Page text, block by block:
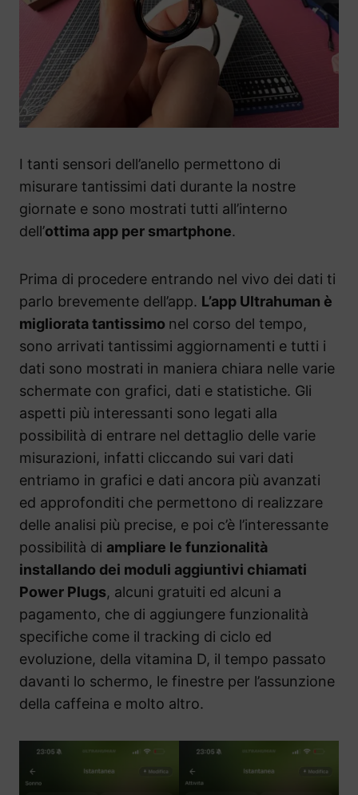
I tanti sensori dell’anello permettono di
misurare tantissimi dati durante la nostre
giornate e sono mostrati tutti all’interno
dell’ottima app per smartphone.
Prima di procedere entrando nel vivo dei dati ti
parlo brevemente dell’app. L’app Ultrahuman è
migliorata tantissimo nel corso del tempo,
sono arrivati tantissimi aggiornamenti e tutti i
dati sono mostrati in maniera chiara nelle varie
schermate con grafici, dati e statistiche. Gli
aspetti più interessanti sono legati alla
possibilità di entrare nel dettaglio delle varie
misurazioni, infatti cliccando sui vari dati
entriamo in grafici e dati ancora più avanzati
ed approfonditi che permettono di realizzare
delle analisi più precise, e poi c’è l’interessante
possibilità di ampliare le funzionalità
installando dei moduli aggiuntivi chiamati
Power Plugs, alcuni gratuiti ed alcuni a
pagamento, che di aggiungere funzionalità
specifiche come il tracking di ciclo ed
evoluzione, della vitamina D, il tempo passato
davanti lo schermo, le finestre per l’assunzione
della caffeina e molto altro.